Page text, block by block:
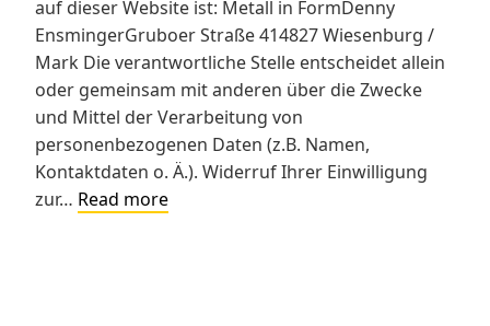
auf dieser Website ist: Metall in FormDenny
EnsmingerGruboer Straße 414827 Wiesenburg /
Mark Die verantwortliche Stelle entscheidet allein
oder gemeinsam mit anderen über die Zwecke
und Mittel der Verarbeitung von
personenbezogenen Daten (z.B. Namen,
Kontaktdaten o. Ä.). Widerruf Ihrer Einwilligung
zur… Read moreDatenschutzerklärung